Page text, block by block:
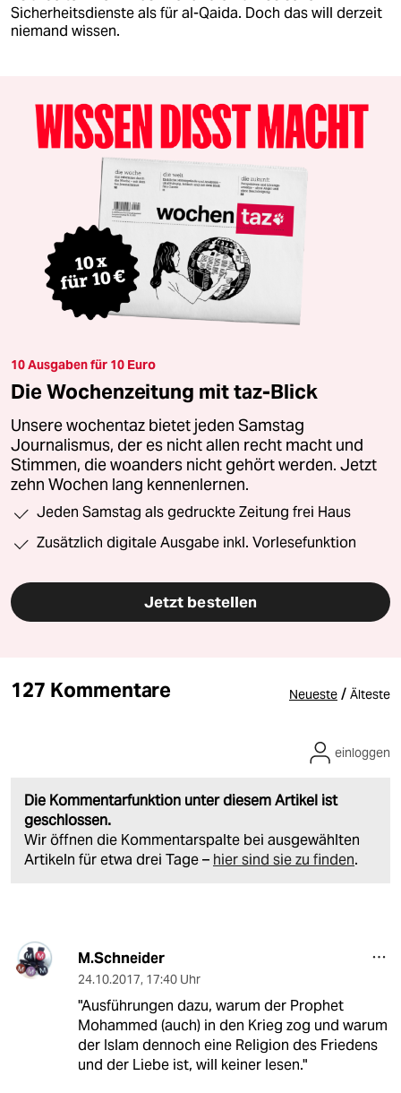
Sicherheitsdienste als für al-Qaida. Doch das will derzeit
niemand wissen.
10 Ausgaben für 10 Euro
Die Wochenzeitung mit taz-Blick
Unsere wochentaz bietet jeden Samstag
Journalismus, der es nicht allen recht macht und
Stimmen, die woanders nicht gehört werden. Jetzt
zehn Wochen lang kennenlernen.
Jeden Samstag als gedruckte Zeitung frei Haus
Zusätzlich digitale Ausgabe inkl. Vorlesefunktion
Jetzt bestellen
127 Kommentare Neueste / Älteste
Die Kommentarfunktion unter diesem Artikel ist
geschlossen.
Wir öffnen die Kommentarspalte bei ausgewählten
Artikeln für etwa drei Tage – hier sind sie zu finden.
einloggen
M.Schneider
24.10.2017, 17:40 Uhr
"Ausführungen dazu, warum der Prophet
Mohammed (auch) in den Krieg zog und warum
der Islam dennoch eine Religion des Friedens
und der Liebe ist, will keiner lesen."